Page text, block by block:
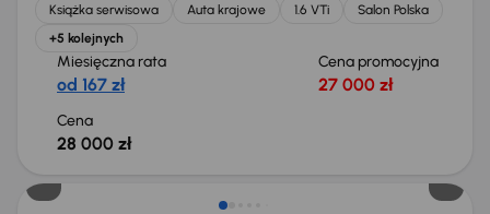
Książka serwisowa Auta krajowe 1.6 VTi
Salon Polska
+5 kolejnych
Miesięczna rata
od 167 zł
Cena promocyjna
27 000 zł
Cena
28 000 zł